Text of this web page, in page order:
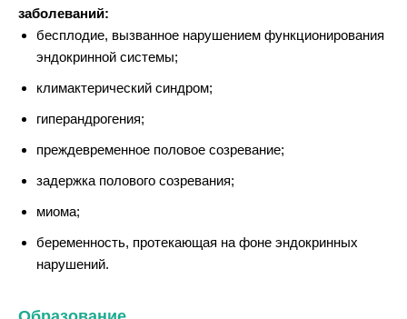
заболеваний:
бесплодие, вызванное нарушением функционирования
эндокринной системы;
климактерический синдром;
гиперандрогения;
преждевременное половое созревание;
задержка полового созревания;
миома;
беременность, протекающая на фоне эндокринных
нарушений.